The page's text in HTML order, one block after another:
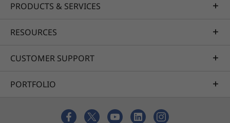
PRODUCTS & SERVICES
RESOURCES
CUSTOMER SUPPORT
PORTFOLIO